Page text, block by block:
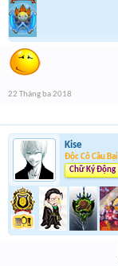
22 Tháng ba 2018
Kise
Độc Cô Cầu Bại
Chữ Ký Động